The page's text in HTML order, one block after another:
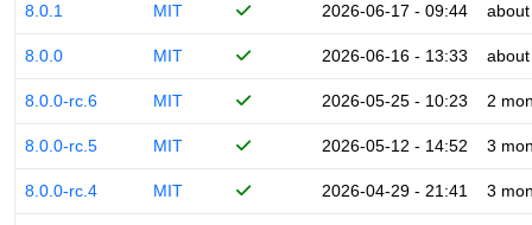
8.0.1 MIT 2026-06-17 - 09:44
8.0.0 MIT 2026-06-16 - 13:33
8.0.0-rc.6 MIT 2026-05-25 - 10:23 2
8.0.0-rc.5 MIT 2026-05-12 - 14:52 3
8.0.0-rc.4 MIT 2026-04-29 - 21:41 3